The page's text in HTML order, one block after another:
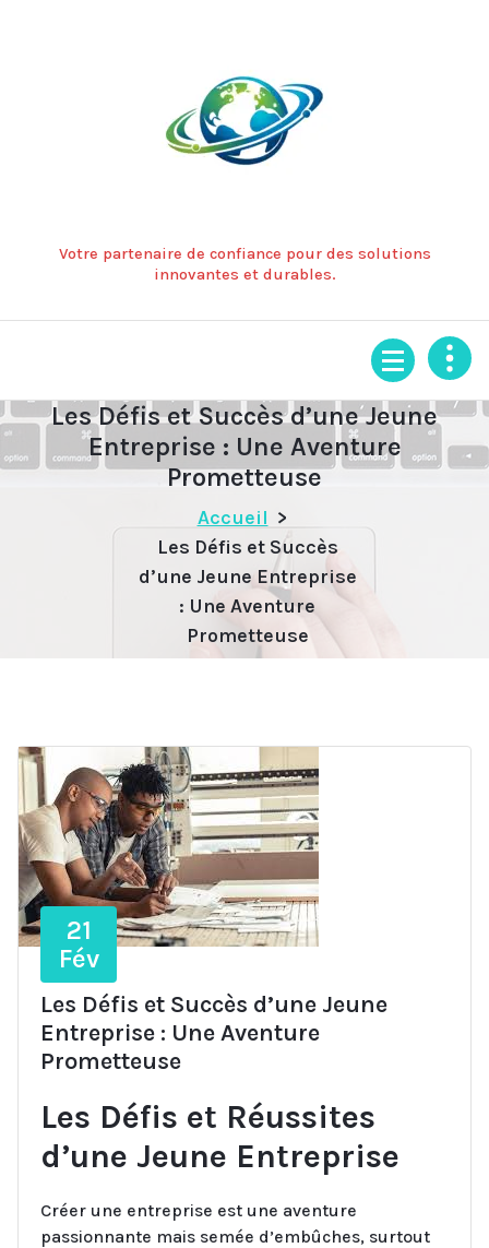
Votre partenaire de confiance pour des solutions
innovantes et durables.
Les Défis et Succès d’une Jeune
Entreprise : Une Aventure
Prometteuse
Accueil >
Les Défis et Succès
d’une Jeune Entreprise
: Une Aventure
Prometteuse
21
Fév
Les Défis et Succès d’une Jeune
Entreprise : Une Aventure
Prometteuse
Les Défis et Réussites
d’une Jeune Entreprise
Créer une entreprise est une aventure
passionnante mais semée d’embûches, surtout